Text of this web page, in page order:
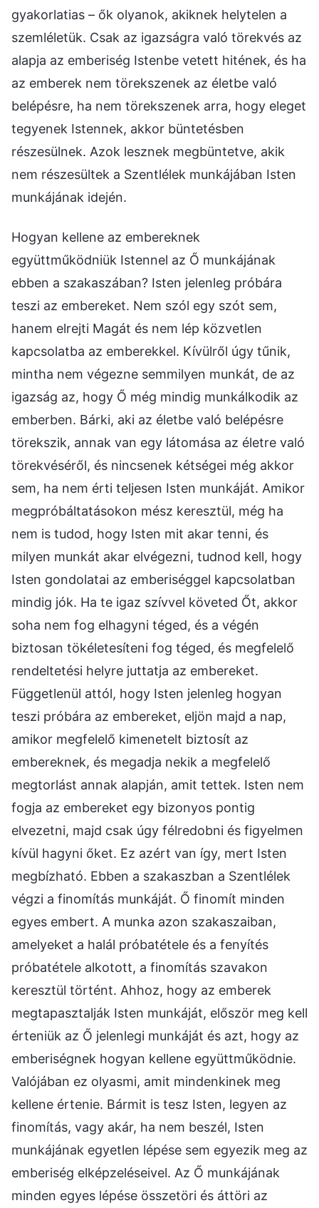
gyakorlatias – ők olyanok, akiknek helytelen a
szemléletük. Csak az igazságra való törekvés az
alapja az emberiség Istenbe vetett hitének, és ha
az emberek nem törekszenek az életbe való
belépésre, ha nem törekszenek arra, hogy eleget
tegyenek Istennek, akkor büntetésben
részesülnek. Azok lesznek megbüntetve, akik
nem részesültek a Szentlélek munkájában Isten
munkájának idején.
Hogyan kellene az embereknek
együttműködniük Istennel az Ő munkájának
ebben a szakaszában? Isten jelenleg próbára
teszi az embereket. Nem szól egy szót sem,
hanem elrejti Magát és nem lép közvetlen
kapcsolatba az emberekkel. Kívülről úgy tűnik,
mintha nem végezne semmilyen munkát, de az
igazság az, hogy Ő még mindig munkálkodik az
emberben. Bárki, aki az életbe való belépésre
törekszik, annak van egy látomása az életre való
törekvéséről, és nincsenek kétségei még akkor
sem, ha nem érti teljesen Isten munkáját. Amikor
megpróbáltatásokon mész keresztül, még ha
nem is tudod, hogy Isten mit akar tenni, és
milyen munkát akar elvégezni, tudnod kell, hogy
Isten gondolatai az emberiséggel kapcsolatban
mindig jók. Ha te igaz szívvel követed Őt, akkor
soha nem fog elhagyni téged, és a végén
biztosan tökéletesíteni fog téged, és megfelelő
rendeltetési helyre juttatja az embereket.
Függetlenül attól, hogy Isten jelenleg hogyan
teszi próbára az embereket, eljön majd a nap,
amikor megfelelő kimenetelt biztosít az
embereknek, és megadja nekik a megfelelő
megtorlást annak alapján, amit tettek. Isten nem
fogja az embereket egy bizonyos pontig
elvezetni, majd csak úgy félredobni és figyelmen
kívül hagyni őket. Ez azért van így, mert Isten
megbízható. Ebben a szakaszban a Szentlélek
végzi a finomítás munkáját. Ő finomít minden
egyes embert. A munka azon szakaszaiban,
amelyeket a halál próbatétele és a fenyítés
próbatétele alkotott, a finomítás szavakon
keresztül történt. Ahhoz, hogy az emberek
megtapasztalják Isten munkáját, először meg kell
érteniük az Ő jelenlegi munkáját és azt, hogy az
emberiségnek hogyan kellene együttműködnie.
Valójában ez olyasmi, amit mindenkinek meg
kellene értenie. Bármit is tesz Isten, legyen az
finomítás, vagy akár, ha nem beszél, Isten
munkájának egyetlen lépése sem egyezik meg az
emberiség elképzeléseivel. Az Ő munkájának
minden egyes lépése összetöri és áttöri az